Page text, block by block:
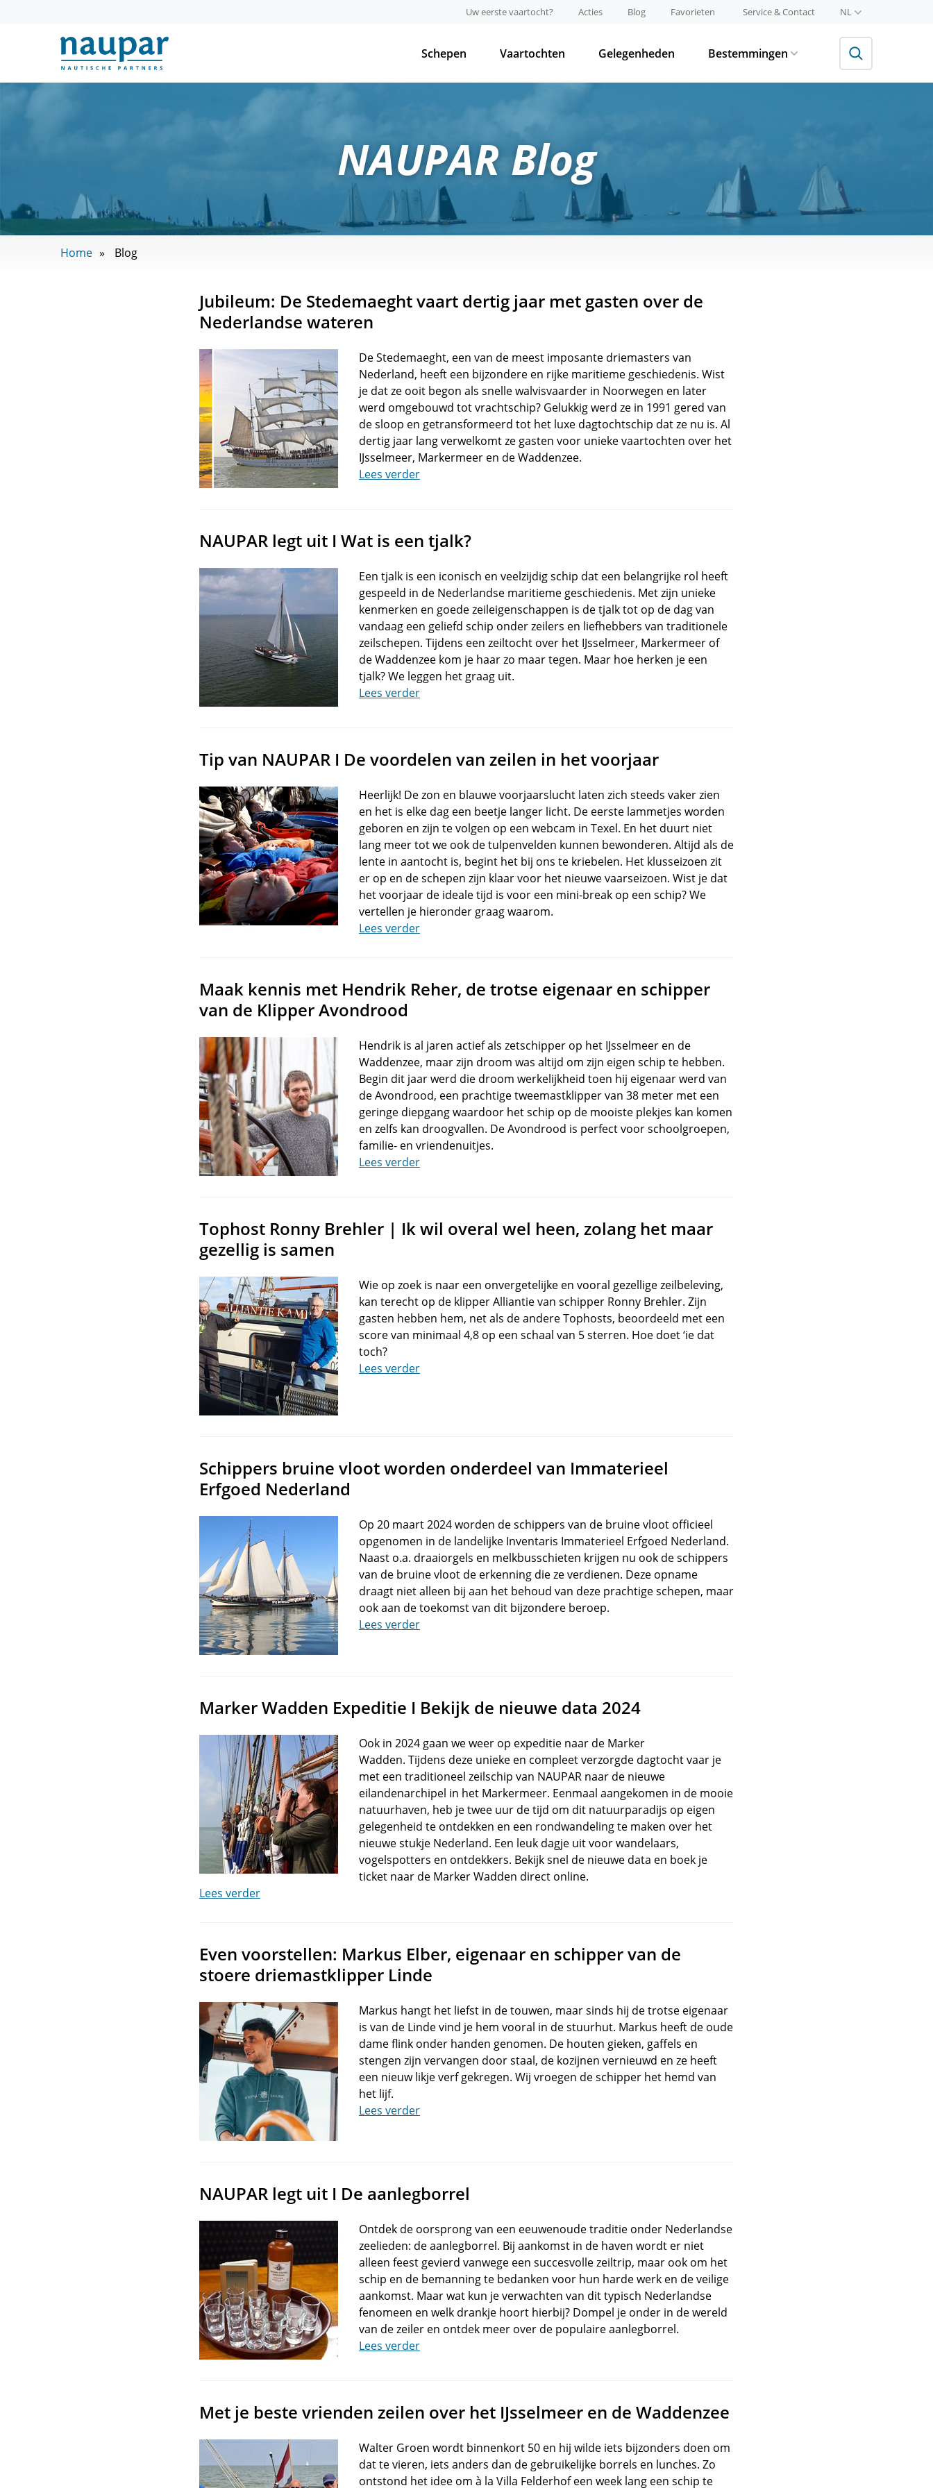
Uw eerste vaartocht? Acties Blog Favorieten Service & Contact NL
Schepen Vaartochten Gelegenheden Bestemmingen
NAUPAR Blog
Home Blog
Jubileum: De Stedemaeght vaart dertig jaar met gasten over de
Nederlandse wateren
De Stedemaeght, een van de meest imposante driemasters van
Nederland, heeft een bijzondere en rijke maritieme geschiedenis. Wist
je dat ze ooit begon als snelle walvisvaarder in Noorwegen en later
werd omgebouwd tot vrachtschip? Gelukkig werd ze in 1991 gered van
de sloop en getransformeerd tot het luxe dagtochtschip dat ze nu is. Al
dertig jaar lang verwelkomt ze gasten voor unieke vaartochten over het
IJsselmeer, Markermeer en de Waddenzee.
Lees verder
NAUPAR legt uit I Wat is een tjalk?
Een tjalk is een iconisch en veelzijdig schip dat een belangrijke rol heeft
gespeeld in de Nederlandse maritieme geschiedenis. Met zijn unieke
kenmerken en goede zeileigenschappen is de tjalk tot op de dag van
vandaag een geliefd schip onder zeilers en liefhebbers van traditionele
zeilschepen. Tijdens een zeiltocht over het IJsselmeer, Markermeer of
de Waddenzee kom je haar zo maar tegen. Maar hoe herken je een
tjalk? We leggen het graag uit.
Lees verder
Tip van NAUPAR I De voordelen van zeilen in het voorjaar
Heerlijk! De zon en blauwe voorjaarslucht laten zich steeds vaker zien
en het is elke dag een beetje langer licht. De eerste lammetjes worden
geboren en zijn te volgen op een webcam in Texel. En het duurt niet
lang meer tot we ook de tulpenvelden kunnen bewonderen. Altijd als de
lente in aantocht is, begint het bij ons te kriebelen. Het klusseizoen zit
er op en de schepen zijn klaar voor het nieuwe vaarseizoen. Wist je dat
het voorjaar de ideale tijd is voor een mini-break op een schip? We
vertellen je hieronder graag waarom.
Lees verder
Maak kennis met Hendrik Reher, de trotse eigenaar en schipper
van de Klipper Avondrood
Hendrik is al jaren actief als zetschipper op het IJsselmeer en de
Waddenzee, maar zijn droom was altijd om zijn eigen schip te hebben.
Begin dit jaar werd die droom werkelijkheid toen hij eigenaar werd van
de Avondrood, een prachtige tweemastklipper van 38 meter met een
geringe diepgang waardoor het schip op de mooiste plekjes kan komen
en zelfs kan droogvallen. De Avondrood is perfect voor schoolgroepen,
familie- en vriendenuitjes.
Lees verder
Tophost Ronny Brehler | Ik wil overal wel heen, zolang het maar
gezellig is samen
Wie op zoek is naar een onvergetelijke en vooral gezellige zeilbeleving,
kan terecht op de klipper Alliantie van schipper Ronny Brehler. Zijn
gasten hebben hem, net als de andere Tophosts, beoordeeld met een
score van minimaal 4,8 op een schaal van 5 sterren. Hoe doet ‘ie dat
toch?
Lees verder
Schippers bruine vloot worden onderdeel van Immaterieel
Erfgoed Nederland
Op 20 maart 2024 worden de schippers van de bruine vloot officieel
opgenomen in de landelijke Inventaris Immaterieel Erfgoed Nederland.
Naast o.a. draaiorgels en melkbusschieten krijgen nu ook de schippers
van de bruine vloot de erkenning die ze verdienen. Deze opname
draagt niet alleen bij aan het behoud van deze prachtige schepen, maar
ook aan de toekomst van dit bijzondere beroep.
Lees verder
Marker Wadden Expeditie I Bekijk de nieuwe data 2024
Ook in 2024 gaan we weer op expeditie naar de Marker
Wadden. Tijdens deze unieke en compleet verzorgde dagtocht vaar je
met een traditioneel zeilschip van NAUPAR naar de nieuwe
eilandenarchipel in het Markermeer. Eenmaal aangekomen in de mooie
natuurhaven, heb je twee uur de tijd om dit natuurparadijs op eigen
gelegenheid te ontdekken en een rondwandeling te maken over het
nieuwe stukje Nederland. Een leuk dagje uit voor wandelaars,
vogelspotters en ontdekkers. Bekijk snel de nieuwe data en boek je
ticket naar de Marker Wadden direct online.
Lees verder
Even voorstellen: Markus Elber, eigenaar en schipper van de
stoere driemastklipper Linde
Markus hangt het liefst in de touwen, maar sinds hij de trotse eigenaar
is van de Linde vind je hem vooral in de stuurhut. Markus heeft de oude
dame flink onder handen genomen. De houten gieken, gaffels en
stengen zijn vervangen door staal, de kozijnen vernieuwd en ze heeft
een nieuw likje verf gekregen. Wij vroegen de schipper het hemd van
het lijf.
Lees verder
NAUPAR legt uit I De aanlegborrel
Ontdek de oorsprong van een eeuwenoude traditie onder Nederlandse
zeelieden: de aanlegborrel. Bij aankomst in de haven wordt er niet
alleen feest gevierd vanwege een succesvolle zeiltrip, maar ook om het
schip en de bemanning te bedanken voor hun harde werk en de veilige
aankomst. Maar wat kun je verwachten van dit typisch Nederlandse
fenomeen en welk drankje hoort hierbij? Dompel je onder in de wereld
van de zeiler en ontdek meer over de populaire aanlegborrel.
Lees verder
Met je beste vrienden zeilen over het IJsselmeer en de Waddenzee
Walter Groen wordt binnenkort 50 en hij wilde iets bijzonders doen om
dat te vieren, iets anders dan de gebruikelijke borrels en lunches. Zo
ontstond het idee om à la Villa Felderhof een week lang een schip te